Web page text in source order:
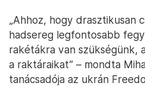
„Ahhoz, hogy drasztikusan
hadsereg legfontosabb
rakétákra van szükségünk,
a raktáraikat” – mondta
tanácsadója az ukrán